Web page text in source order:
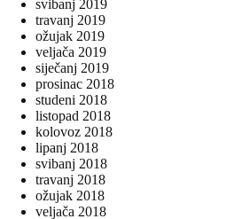
svibanj 2019
travanj 2019
ožujak 2019
veljača 2019
siječanj 2019
prosinac 2018
studeni 2018
listopad 2018
kolovoz 2018
lipanj 2018
svibanj 2018
travanj 2018
ožujak 2018
veljača 2018